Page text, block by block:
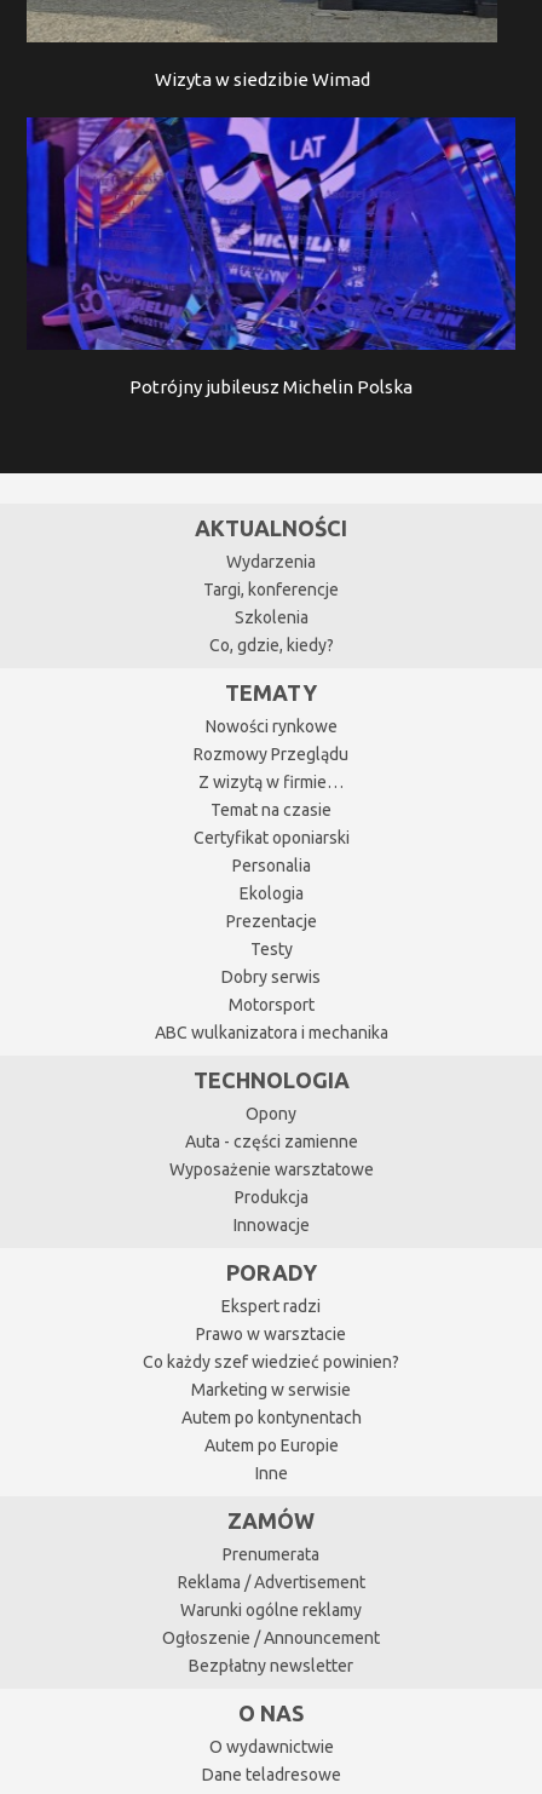
Wizyta w siedzibie Wimad
Potrójny jubileusz Michelin Polska
AKTUALNOŚCI
Wydarzenia
Targi, konferencje
Szkolenia
Co, gdzie, kiedy?
TEMATY
Nowości rynkowe
Rozmowy Przeglądu
Z wizytą w firmie…
Temat na czasie
Certyfikat oponiarski
Personalia
Ekologia
Prezentacje
Testy
Dobry serwis
Motorsport
ABC wulkanizatora i mechanika
TECHNOLOGIA
Opony
Auta - części zamienne
Wyposażenie warsztatowe
Produkcja
Innowacje
PORADY
Ekspert radzi
Prawo w warsztacie
Co każdy szef wiedzieć powinien?
Marketing w serwisie
Autem po kontynentach
Autem po Europie
Inne
ZAMÓW
Prenumerata
Reklama / Advertisement
Warunki ogólne reklamy
Ogłoszenie / Announcement
Bezpłatny newsletter
O NAS
O wydawnictwie
Dane teladresowe